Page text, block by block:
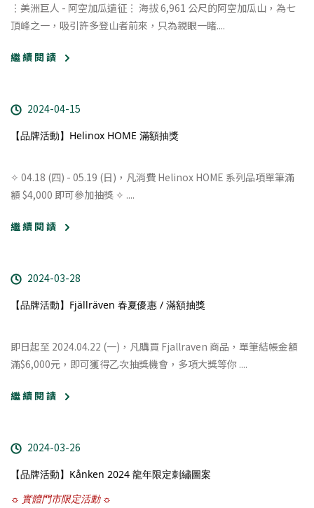
︙美洲巨人 - 阿空加瓜遠征︙ 海拔 6,961 公尺的阿空加瓜山，為七
頂峰之一，吸引許多登山者前來，只為親眼一睹....
繼 續 閱 讀
2024-04-15
【品牌活動】Helinox HOME 滿額抽獎
✧ 04.18 (四) - 05.19 (日)，凡消費 Helinox HOME 系列品項單筆滿
額 $4,000 即可參加抽獎 ✧ ....
繼 續 閱 讀
2024-03-28
【品牌活動】Fjällräven 春夏優惠 / 滿額抽獎
即日起至 2024.04.22 (一)，凡購買 Fjallraven 商品，單筆結帳金額
滿$6,000元，即可獲得乙次抽獎機會，多項大獎等你 ....
繼 續 閱 讀
2024-03-26
【品牌活動】Kånken 2024 龍年限定刺繡圖案
☼ 實體門市限定活動 ☼